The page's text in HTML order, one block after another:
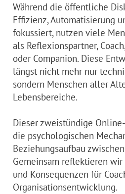
Während die öffentliche
Effizienz, Automatisierung
fokussiert, nutzen viele
als Reflexionspartner,
oder Companion. Diese
längst nicht mehr nur
sondern Menschen aller
Lebensbereiche.
Dieser zweistündige
die psychologischen
Beziehungsaufbau
Gemeinsam reflektieren wir
und Konsequenzen für
Organisationsentwicklung.